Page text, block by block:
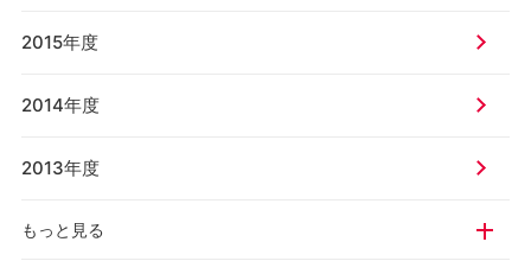
2015年度
2014年度
2013年度
もっと見る